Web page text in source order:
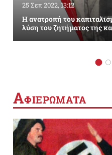
25 Σεπ 2022, 13:12
Η ανατροπή του
λύση του ζητήματος της
ΑΦΙΕΡΩΜΑΤΑ